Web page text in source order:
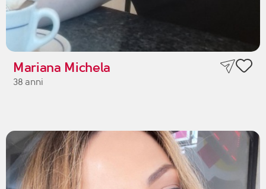
Mariana Michela
38 anni